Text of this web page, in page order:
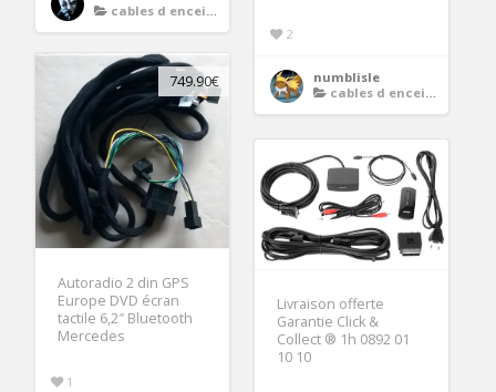
cables d enceintes
2
numblisle
cables d enceintes
749.90€
Autoradio 2 din GPS
Europe DVD écran
tactile 6,2″ Bluetooth
Mercedes
1
Livraison offerte
Garantie Click &
Collect ® 1h 0892 01
10 10